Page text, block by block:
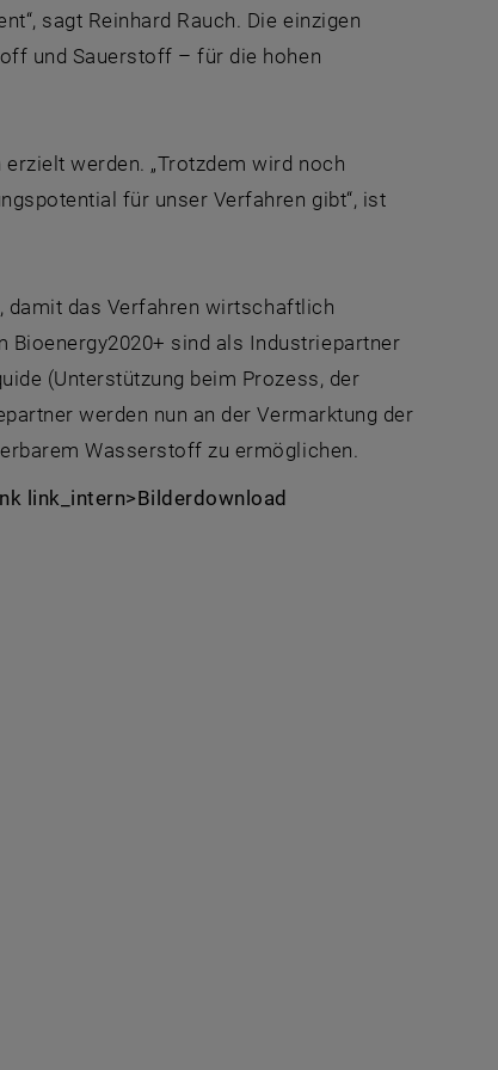
sagt Reinhard Rauch. Die einzigen
und Sauerstoff – für die hohen
werden. „Trotzdem wird noch
für unser Verfahren gibt“, ist
damit das Verfahren wirtschaftlich
Bioenergy2020+ sind als Industriepartner
(Unterstützung beim Prozess, der
werden nun an der Vermarktung der
Wasserstoff zu ermöglichen.
link_intern>Bilderdownload